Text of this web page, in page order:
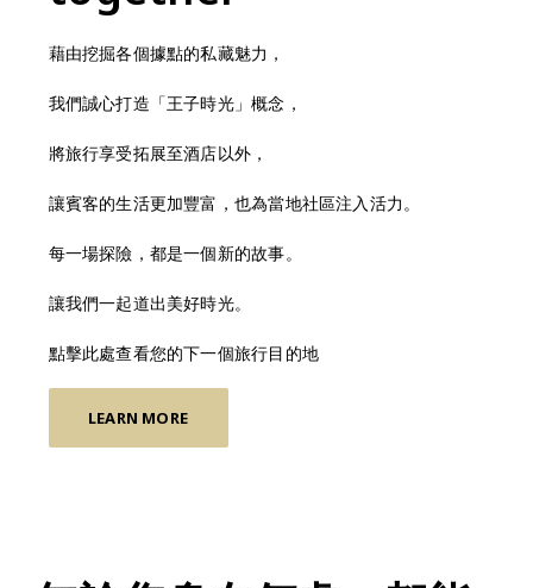
藉由挖掘各個據點的私藏魅力，
我們誠心打造「王子時光」概念，
將旅行享受拓展至酒店以外，
讓賓客的生活更加豐富，也為當地社區注入活力。
每一場探險，都是一個新的故事。
讓我們一起道出美好時光。
點擊此處查看您的下一個旅行目的地
LEARN MORE